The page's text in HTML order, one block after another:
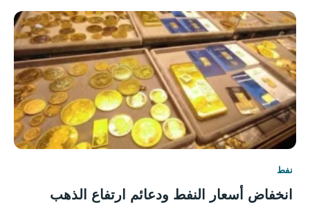
نفط
انخفاض أسعار النفط ودعائم ارتفاع الذهب